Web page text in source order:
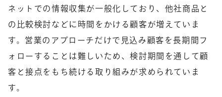
ネットでの情報収集が一般化しており、他社商品と
の比較検討などに時間をかける顧客が増えていま
す。営業のアプローチだけで見込み顧客を長期間フ
ォローすることは難しいため、検討期間を通して顧
客と接点をもち続ける取り組みが求められていま
す。